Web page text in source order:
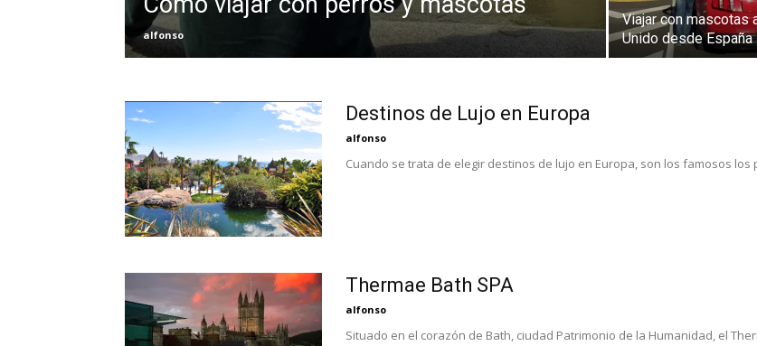
alfonso
Viajar con mascotas
Unido desde España
Destinos de Lujo en Europa
alfonso
Cuando se trata de elegir destinos de lujo en Europa, son los famosos
Thermae Bath SPA
alfonso
Situado en el corazón de Bath, ciudad Patrimonio de la Humanidad, el